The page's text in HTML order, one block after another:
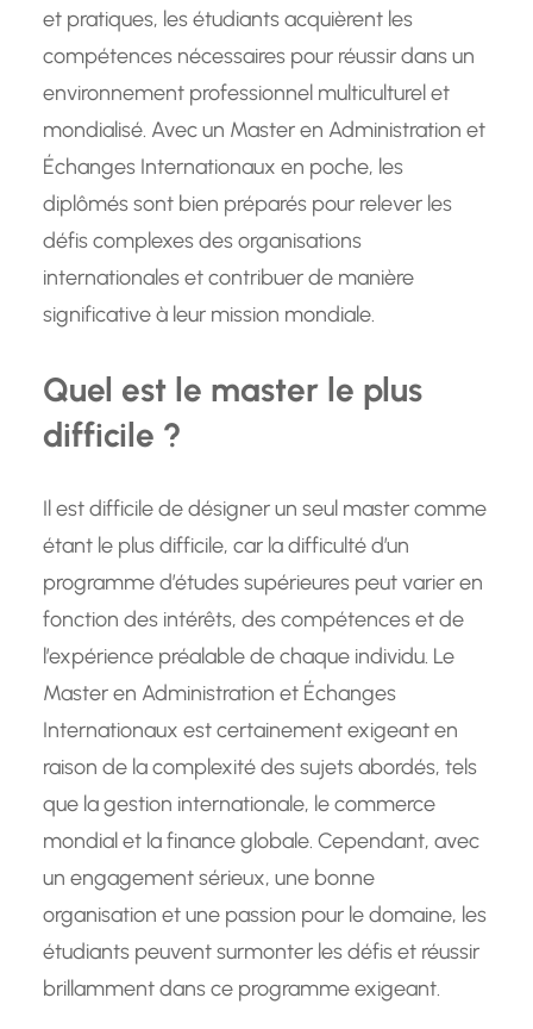
et pratiques, les étudiants acquièrent les
compétences nécessaires pour réussir dans un
environnement professionnel multiculturel et
mondialisé. Avec un Master en Administration et
Échanges Internationaux en poche, les
diplômés sont bien préparés pour relever les
défis complexes des organisations
internationales et contribuer de manière
significative à leur mission mondiale.
Quel est le master le plus
difficile ?
Il est difficile de désigner un seul master comme
étant le plus difficile, car la difficulté d’un
programme d’études supérieures peut varier en
fonction des intérêts, des compétences et de
l’expérience préalable de chaque individu. Le
Master en Administration et Échanges
Internationaux est certainement exigeant en
raison de la complexité des sujets abordés, tels
que la gestion internationale, le commerce
mondial et la finance globale. Cependant, avec
un engagement sérieux, une bonne
organisation et une passion pour le domaine, les
étudiants peuvent surmonter les défis et réussir
brillamment dans ce programme exigeant.